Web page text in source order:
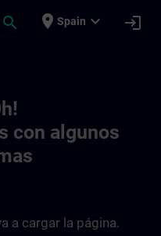
search place Spain expand_more login
con algunos
a cargar la página.